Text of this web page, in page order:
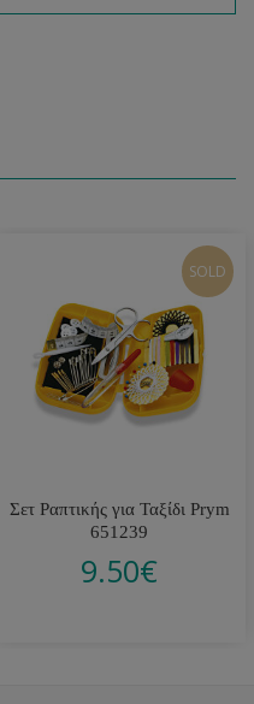
SOLD
Σετ Ραπτικής για Ταξίδι Prym
651239
9.50€